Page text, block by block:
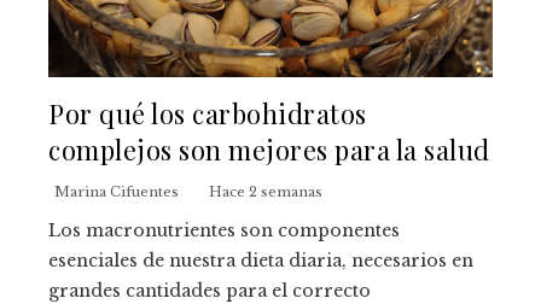
Por qué los carbohidratos
complejos son mejores para la salud
Marina Cifuentes Hace 2 semanas
Los macronutrientes son componentes
esenciales de nuestra dieta diaria, necesarios en
grandes cantidades para el correcto